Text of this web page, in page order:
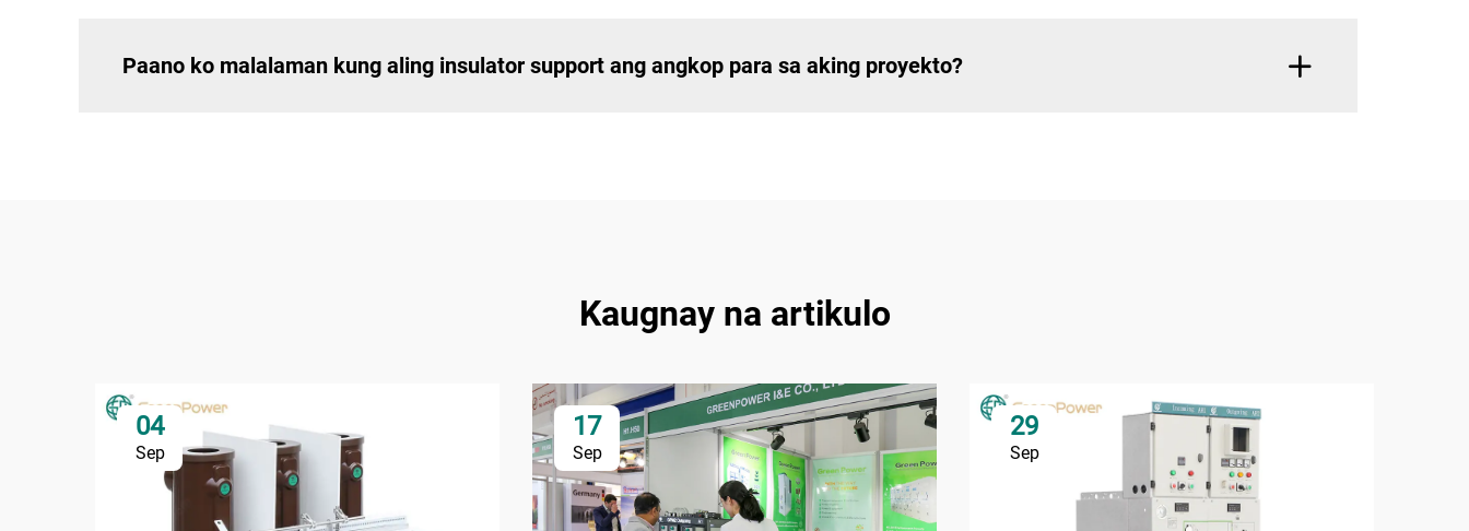
Paano ko malalaman kung aling insulator support ang angkop para sa aking proyekto?
Kaugnay na artikulo
04
Sep
17
Sep
29
Sep